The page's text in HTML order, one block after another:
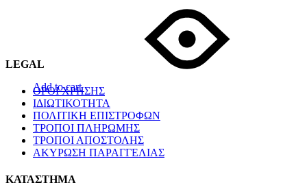
Add to cart
LEGAL
ΟΡΟΙ ΧΡΗΣΗΣ
ΙΔΙΩΤΙΚΟΤΗΤΑ
ΠΟΛΙΤΙΚΗ ΕΠΙΣΤΡΟΦΩΝ
ΤΡΟΠΟΙ ΠΛΗΡΩΜΗΣ
ΤΡΟΠΟΙ ΑΠΟΣΤΟΛΗΣ
ΑΚΥΡΩΣΗ ΠΑΡΑΓΓΕΛΙΑΣ
ΚΑΤΑΣΤΗΜΑ